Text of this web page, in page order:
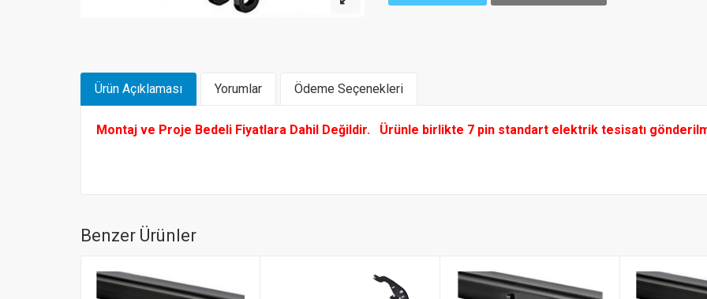
Ürün Açıklaması Yorumlar Ödeme Seçenekleri
Montaj ve Proje Bedeli Fiyatlara Dahil Değildir. Ürünle birlikte 7 pin standart elektrik tesisatı
Benzer Ürünler